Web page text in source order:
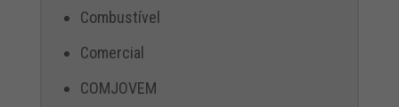
Combustível
Comercial
COMJOVEM